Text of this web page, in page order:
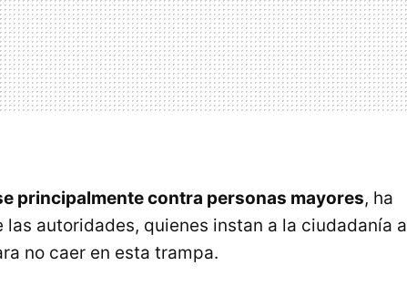
principalmente contra personas mayores, ha
autoridades, quienes instan a la ciudadanía a
no caer en esta trampa.